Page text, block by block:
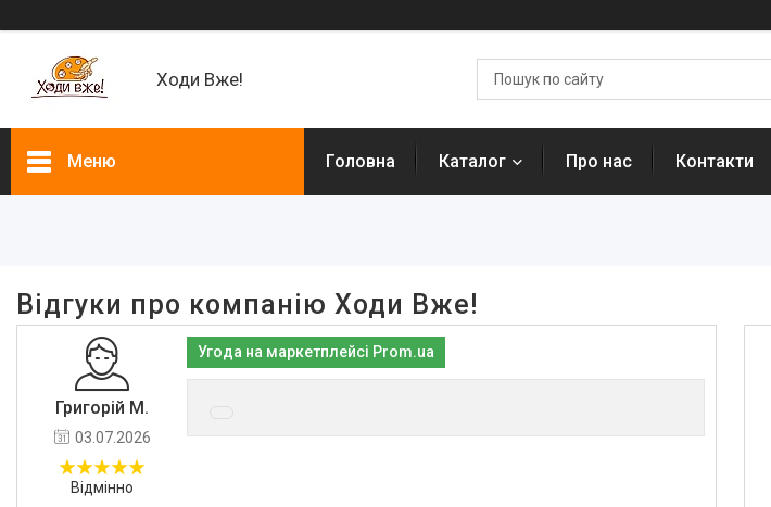
Ходи Вже!
Меню Головна Каталог Про нас Контакти
Відгуки про компанію Ходи Вже!
Григорій М.
03.07.2026
Відмінно
Угода на маркетплейсі Prom.ua